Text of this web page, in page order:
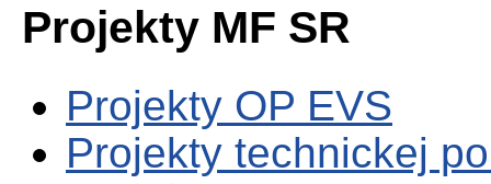
Projekty MF SR
Projekty OP EVS
Projekty technickej